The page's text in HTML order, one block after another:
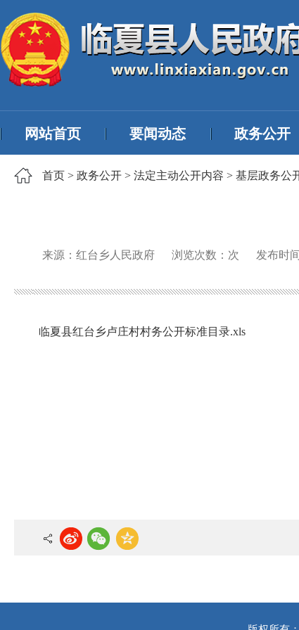
网站首页 要闻动态 政务公开
首页 > 政务公开 > 法定主动公开内容 > 基层政务公
来源：红台乡人民政府 浏览次数： 次 发布时
临夏县红台乡卢庄村村务公开标准目录.xls